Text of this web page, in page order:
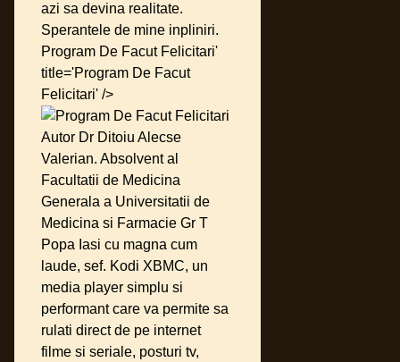
azi sa devina realitate.
Sperantele de mine inpliniri.
Program De Facut Felicitari'
title='Program De Facut
Felicitari' />
Autor Dr Ditoiu Alecse
Valerian. Absolvent al
Facultatii de Medicina
Generala a Universitatii de
Medicina si Farmacie Gr T
Popa Iasi cu magna cum
laude, sef. Kodi XBMC, un
media player simplu si
performant care va permite sa
rulati direct de pe internet
filme si seriale, posturi tv,